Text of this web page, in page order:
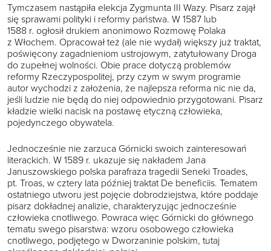
Tymczasem nastąpiła elekcja Zygmunta III Wazy. Pisarz zajął
się sprawami polityki i reformy państwa. W 1587 lub
1588 r. ogłosił drukiem anonimowo Rozmowę Polaka
z Włochem. Opracował też (ale nie wydał) większy już traktat,
poświęcony zagadnieniom ustrojowym, zatytułowany Droga
do zupełnej wolności. Obie prace dotyczą problemów
reformy Rzeczypospolitej, przy czym w swym programie
autor wychodzi z założenia, że najlepsza reforma nic nie da,
jeśli ludzie nie będą do niej odpowiednio przygotowani. Pisarz
kładzie wielki nacisk na postawę etyczną człowieka,
pojedynczego obywatela.
Jednocześnie nie zarzuca Górnicki swoich zainteresowań
literackich. W 1589 r. ukazuje się nakładem Jana
Januszowskiego polska parafraza tragedii Seneki Troades,
pt. Troas, w cztery lata później traktat De beneficiis. Tematem
ostatniego utworu jest pojęcie dobrodziejstwa, które poddaje
pisarz dokładnej analizie, charakteryzując jednocześnie
człowieka cnotliwego. Powraca więc Górnicki do głównego
tematu swego pisarstwa: wzoru osobowego człowieka
cnotliwego, podjętego w Dworzaninie polskim, tutaj